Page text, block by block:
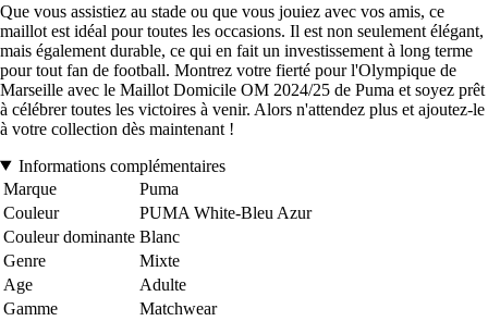
Que vous assistiez au stade ou que vous jouiez avec vos amis, ce
maillot est idéal pour toutes les occasions. Il est non seulement élégant,
mais également durable, ce qui en fait un investissement à long terme
pour tout fan de football. Montrez votre fierté pour l'Olympique de
Marseille avec le Maillot Domicile OM 2024/25 de Puma et soyez prêt
à célébrer toutes les victoires à venir. Alors n'attendez plus et ajoutez-le
à votre collection dès maintenant !
Informations complémentaires
Marque
Puma
Couleur
PUMA White-Bleu Azur
Couleur dominante Blanc
Genre
Mixte
Age
Adulte
Gamme
Matchwear